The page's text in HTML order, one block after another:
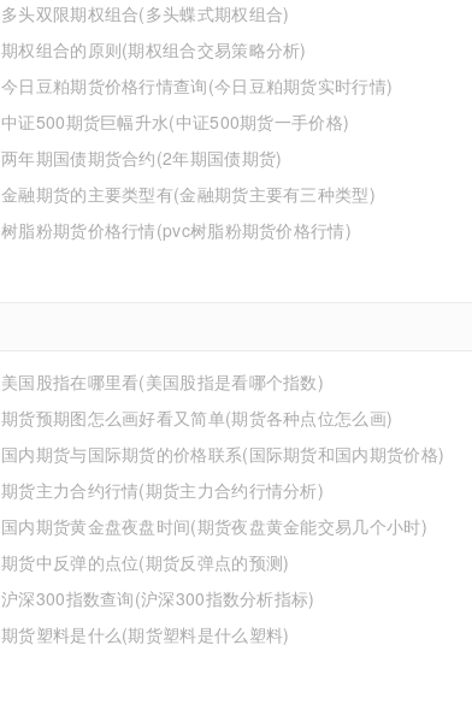
多头双限期权组合(多头蝶式期权组合)
期权组合的原则(期权组合交易策略分析)
今日豆粕期货价格行情查询(今日豆粕期货实时行情)
中证500期货巨幅升水(中证500期货一手价格)
两年期国债期货合约(2年期国债期货)
金融期货的主要类型有(金融期货主要有三种类型)
树脂粉期货价格行情(pvc树脂粉期货价格行情)
美国股指在哪里看(美国股指是看哪个指数)
期货预期图怎么画好看又简单(期货各种点位怎么画)
国内期货与国际期货的价格联系(国际期货和国内期货价格)
期货主力合约行情(期货主力合约行情分析)
国内期货黄金盘夜盘时间(期货夜盘黄金能交易几个小时)
期货中反弹的点位(期货反弹点的预测)
沪深300指数查询(沪深300指数分析指标)
期货塑料是什么(期货塑料是什么塑料)